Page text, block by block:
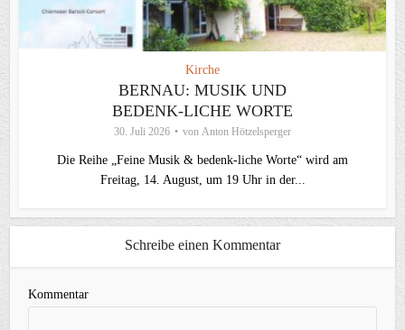
Kirche
BERNAU: MUSIK UND
BEDENK-LICHE WORTE
30. Juli 2026 von Anton Hötzelsperger
Die Reihe „Feine Musik & bedenk-liche Worte“ wird am
Freitag, 14. August, um 19 Uhr in der...
Schreibe einen Kommentar
Kommentar